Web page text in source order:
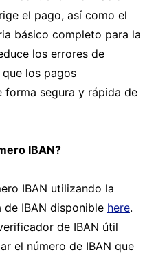
el pago, así como el
básico completo para la
los errores de
los pagos
segura y rápida de
IBAN?
IBAN utilizando la
de IBAN disponible here.
de IBAN útil
el número de IBAN que